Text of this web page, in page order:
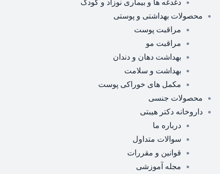
دغدغه ها و بیماری نوزاد و کودک
محصولات بهداشتی و پوستی
مراقبت پوست
مراقبت مو
بهداشت دهان و دندان
بهداشت و سلامت
مکمل های خوراکی پوست
محصولات جنسی
داروخانه دکتر هیبتی
درباره ما
سوالات متداول
قوانین و مقررات
مجله آموزشی